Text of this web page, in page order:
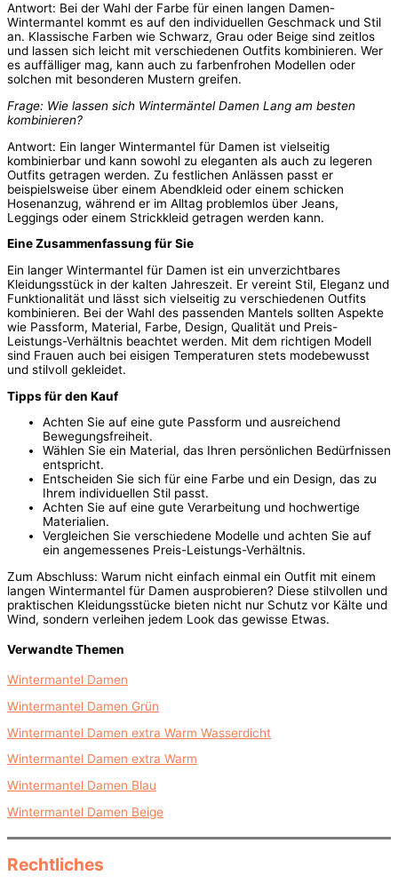
Antwort: Bei der Wahl der Farbe für einen langen Damen-
Wintermantel kommt es auf den individuellen Geschmack und Stil
an. Klassische Farben wie Schwarz, Grau oder Beige sind zeitlos
und lassen sich leicht mit verschiedenen Outfits kombinieren. Wer
es auffälliger mag, kann auch zu farbenfrohen Modellen oder
solchen mit besonderen Mustern greifen.
Frage: Wie lassen sich Wintermäntel Damen Lang am besten
kombinieren?
Antwort: Ein langer Wintermantel für Damen ist vielseitig
kombinierbar und kann sowohl zu eleganten als auch zu legeren
Outfits getragen werden. Zu festlichen Anlässen passt er
beispielsweise über einem Abendkleid oder einem schicken
Hosenanzug, während er im Alltag problemlos über Jeans,
Leggings oder einem Strickkleid getragen werden kann.
Eine Zusammenfassung für Sie
Ein langer Wintermantel für Damen ist ein unverzichtbares
Kleidungsstück in der kalten Jahreszeit. Er vereint Stil, Eleganz und
Funktionalität und lässt sich vielseitig zu verschiedenen Outfits
kombinieren. Bei der Wahl des passenden Mantels sollten Aspekte
wie Passform, Material, Farbe, Design, Qualität und Preis-
Leistungs-Verhältnis beachtet werden. Mit dem richtigen Modell
sind Frauen auch bei eisigen Temperaturen stets modebewusst
und stilvoll gekleidet.
Tipps für den Kauf
Achten Sie auf eine gute Passform und ausreichend
Bewegungsfreiheit.
Wählen Sie ein Material, das Ihren persönlichen Bedürfnissen
entspricht.
Entscheiden Sie sich für eine Farbe und ein Design, das zu
Ihrem individuellen Stil passt.
Achten Sie auf eine gute Verarbeitung und hochwertige
Materialien.
Vergleichen Sie verschiedene Modelle und achten Sie auf
ein angemessenes Preis-Leistungs-Verhältnis.
Zum Abschluss: Warum nicht einfach einmal ein Outfit mit einem
langen Wintermantel für Damen ausprobieren? Diese stilvollen und
praktischen Kleidungsstücke bieten nicht nur Schutz vor Kälte und
Wind, sondern verleihen jedem Look das gewisse Etwas.
Verwandte Themen
Wintermantel Damen
Wintermantel Damen Grün
Wintermantel Damen extra Warm Wasserdicht
Wintermantel Damen extra Warm
Wintermantel Damen Blau
Wintermantel Damen Beige
Rechtliches